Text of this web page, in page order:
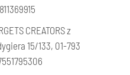
CREATORS z
15/133, 01-793